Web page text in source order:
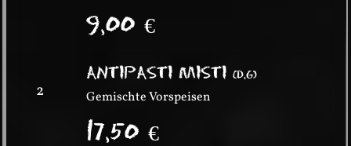
9,00€
2
ANTIPASTI MISTI(D,G)
Gemischte Vorspeisen
17,50€